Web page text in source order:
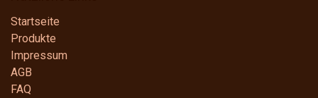
Startseite
Produkte
Impressum
AGB
FAQ